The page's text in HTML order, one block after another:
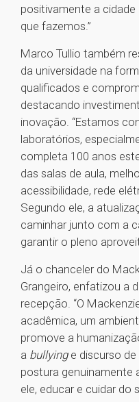
positivamente a
que fazemos.”
Marco Tullio também
da universidade na
qualificados e
destacando
inovação. “Estamos
laboratórios,
completa 100 anos
das salas de aula,
acessibilidade, rede
Segundo ele, a
caminhar junto com a
garantir o pleno
Já o chanceler do
Grangeiro, enfatizou a
recepção. “O
acadêmica, um
promove a
a bullyinge discurso
postura genuinamente
ele, educar e cuidar do